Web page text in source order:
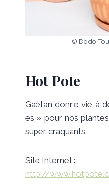
© Dodo
Hot Pote
Gaëtan donne vie à
es » pour nos
super craquants.
Site Internet :
http://